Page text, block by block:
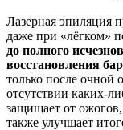
Лазерная эпиляция
даже при «лёгком»
до полного
восстановления
только после очной
отсутствии каких-
защищает от
также улучшает